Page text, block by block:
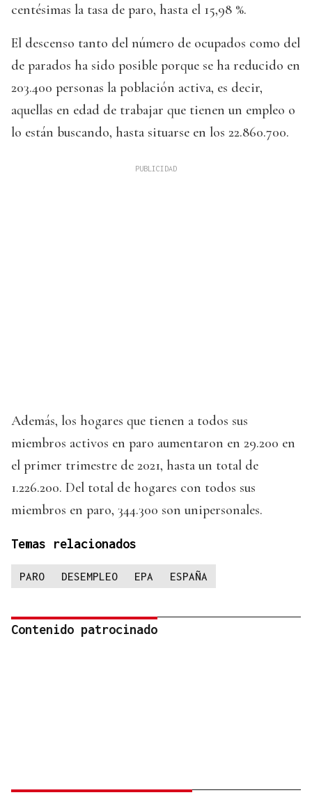
centésimas la tasa de paro, hasta el 15,98 %.
El descenso tanto del número de ocupados como del
de parados ha sido posible porque se ha reducido en
203.400 personas la población activa, es decir,
aquellas en edad de trabajar que tienen un empleo o
lo están buscando, hasta situarse en los 22.860.700.
Además, los hogares que tienen a todos sus
miembros activos en paro aumentaron en 29.200 en
el primer trimestre de 2021, hasta un total de
1.226.200. Del total de hogares con todos sus
miembros en paro, 344.300 son unipersonales.
Temas relacionados
PARO DESEMPLEO EPA ESPAÑA
Contenido patrocinado